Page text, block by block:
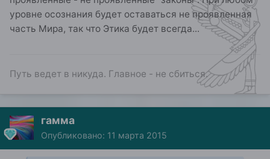
уровне осознания будет оставаться не проявленная
часть Мира, так что Этика будет всегда...
Путь ведет в никуда. Главное - не сбиться.
гамма
Опубликовано: 11 марта 2015